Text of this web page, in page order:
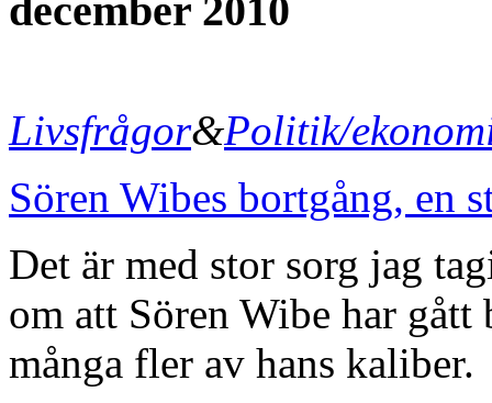
december 2010
Livsfrågor&Politik/
Sören Wibes bortgång, en
Det är med stor sorg jag
om att Sören Wibe har
många fler av hans kaliber.